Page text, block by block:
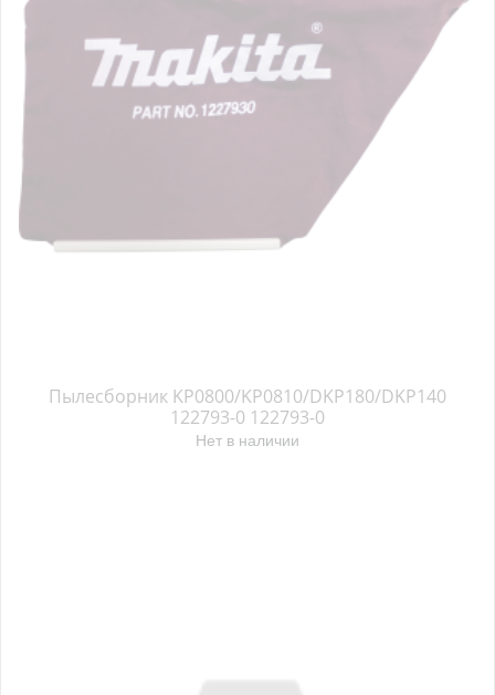
Пылесборник KP0800/KP0810/DKP180/DKP140
122793-0 122793-0
Нет в наличии